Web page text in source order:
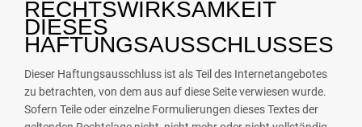
RECHTSWIRKSAMKEIT
DIESES
HAFTUNGSAUSSCHLUSSES
Dieser Haftungsausschluss ist als Teil des Internetangebotes
zu betrachten, von dem aus auf diese Seite verwiesen wurde.
Sofern Teile oder einzelne Formulierungen dieses Textes der